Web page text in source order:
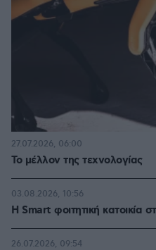
Το μέλλον της τεχνολογίας
27.07.2026, 06:00
Η Smart φοιτητική κατοικία
03.08.2026, 10:56
26.07.2026, 09:54